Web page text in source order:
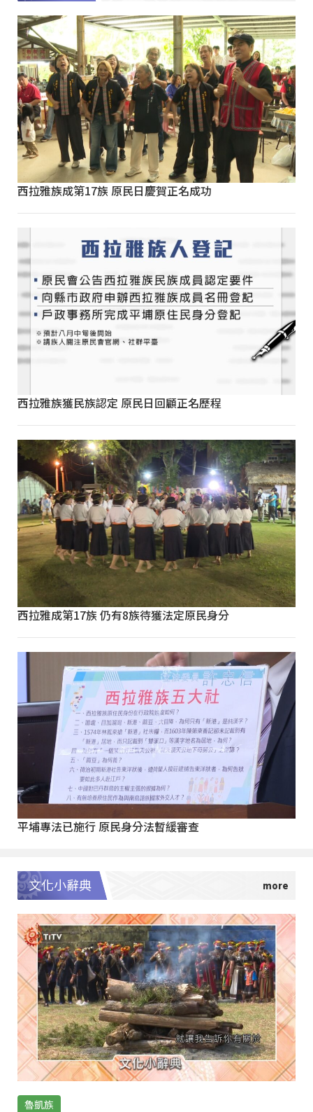
西拉雅族成第17族 原民日慶賀正名成功
西拉雅族獲民族認定 原民日回顧正名歷程
西拉雅成第17族 仍有8族待獲法定原民身分
平埔專法已施行 原民身分法暫緩審查
文化小辭典
魯凱族